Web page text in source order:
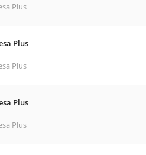
Plus
Plus
Plus
Plus
Plus